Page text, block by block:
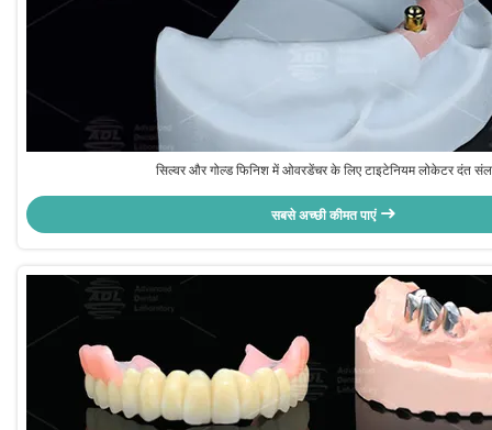
सिल्वर और गोल्ड फिनिश में ओवरडेंचर के लिए टाइटेनियम लोकेटर दंत
सबसे अच्छी कीमत पाएं